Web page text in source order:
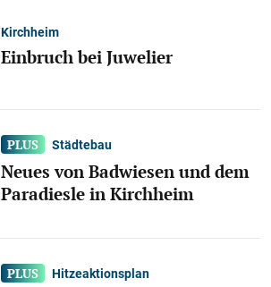
Kirchheim
Einbruch bei Juwelier
Städtebau
Neues von Badwiesen und dem
Paradiesle in Kirchheim
Hitzeaktionsplan